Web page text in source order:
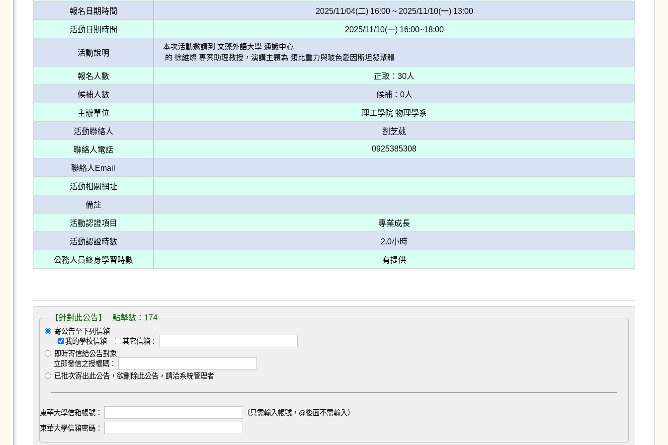
報名日期時間 2025/11/04(二) 16:00 ~ 2025/11/10(一) 13:00
活動日期時間 2025/11/10(一) 16:00~18:00
活動說明
本次活動邀請到 文藻外語大學 通識中心
報名人數 正取：30人
候補人數 候補：0人
主辦單位 理工學院 物理學系
活動聯絡人 劉芝葳
聯絡人電話 0925385308
聯絡人Email
活動相關網址
備註
活動認證項目 專業成長
活動認證時數 2.0小時
公務人員終身學習時數 有提供
【針對此公告】 點擊數：174
寄公告至下列信箱
我的學校信箱
其它信箱：
即時寄信給公告對象
立即發信之授權碼：
已批次寄出此公告，欲刪除此公告，請洽系統管理者
東華大學信箱帳號：
（只需輸入帳號，@後面不需輸入）
東華大學信箱密碼：